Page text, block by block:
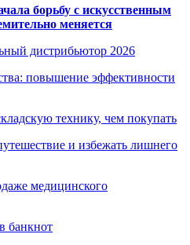
борьбу с искусственным
меняется
дистрибьютор 2026
повышение эффективности
технику, чем покупать
и избежать лишнего
медицинского
банкнот